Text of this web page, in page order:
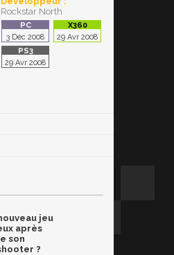
Rockstar North
3 Déc 2008 29 Avr 2008
29 Avr 2008
jeu
après
son
?